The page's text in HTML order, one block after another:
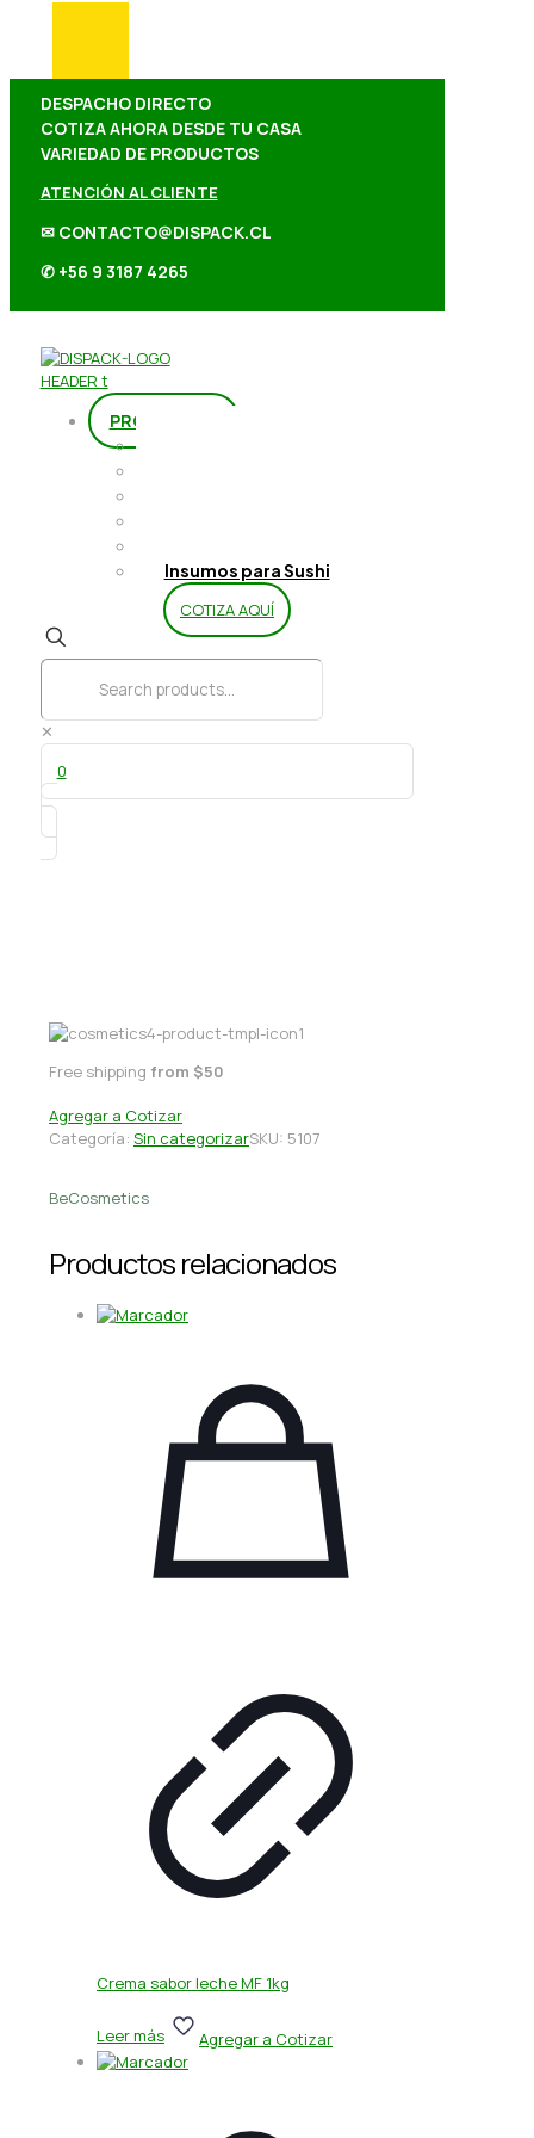
DESPACHO DIRECTO
COTIZA AHORA DESDE TU CASA
VARIEDAD DE PRODUCTOS
ATENCIÓN AL CLIENTE
✉ CONTACTO@DISPACK.CL
✆ +56 9 3187 4265
PRODUCTOS
Insumos para Sushi
COTIZA AQUÍ
✕
0
Free shipping from $50
Agregar a Cotizar
Categoría: Sin categorizarSKU: 5107
BeCosmetics
Productos relacionados
Crema sabor leche MF 1kg
Leer más Agregar a Cotizar